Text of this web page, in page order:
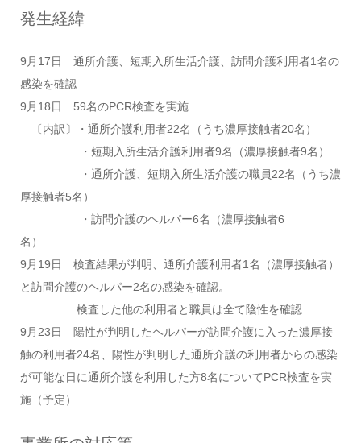
発生経緯
9月17日 通所介護、短期入所生活介護、訪問介護利用者1名の
感染を確認
9月18日 59名のPCR検査を実施
〔内訳〕・通所介護利用者22名（うち濃厚接触者20名）
・短期入所生活介護利用者9名（濃厚接触者9名）
・通所介護、短期入所生活介護の職員22名（うち濃
厚接触者5名）
・訪問介護のヘルパー6名（濃厚接触者6
名）
9月19日 検査結果が判明、通所介護利用者1名（濃厚接触者）
と訪問介護のヘルパー2名の感染を確認。
検査した他の利用者と職員は全て陰性を確認
9月23日 陽性が判明したヘルパーが訪問介護に入った濃厚接
触の利用者24名、陽性が判明した通所介護の利用者からの感染
が可能な日に通所介護を利用した方8名についてPCR検査を実
施（予定）